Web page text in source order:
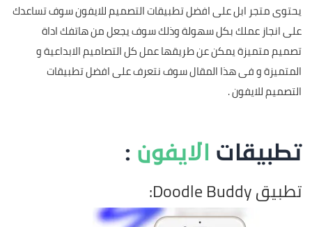
يحتوى متجر ابل على افضل تطبيقات التصميم للايفون سوف تساعدك
على انجاز عملك بكل سهولة وذلك سوف يجعل من هاتفك اداة
تصميم متميزة يمكن عن طريقها عمل كل التصاميم الابداعية و
المتميزة و فى هذا المقال سوف نتعرف على افضل تطبيقات
التصميم للايفون .
تطبيقات الايفون :
تطبيق Doodle Buddy: